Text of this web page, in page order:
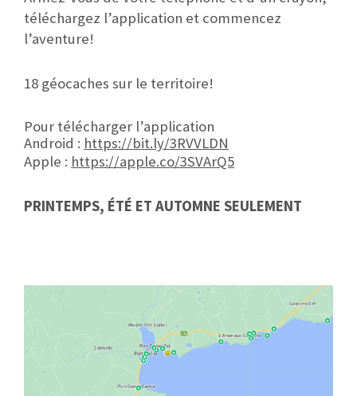
téléchargez l’application et commencez
l’aventure!
18 géocaches sur le territoire!
Pour télécharger l’application
Android : https://bit.ly/3RVVLDN
Apple : https://apple.co/3SVArQ5
PRINTEMPS, ÉTÉ ET AUTOMNE SEULEMENT